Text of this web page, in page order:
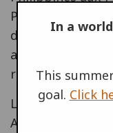
Pologne, du
du Sud parlent
aussi bien du
répression de
La seconde
Arguments et
In a
This
goal. Click